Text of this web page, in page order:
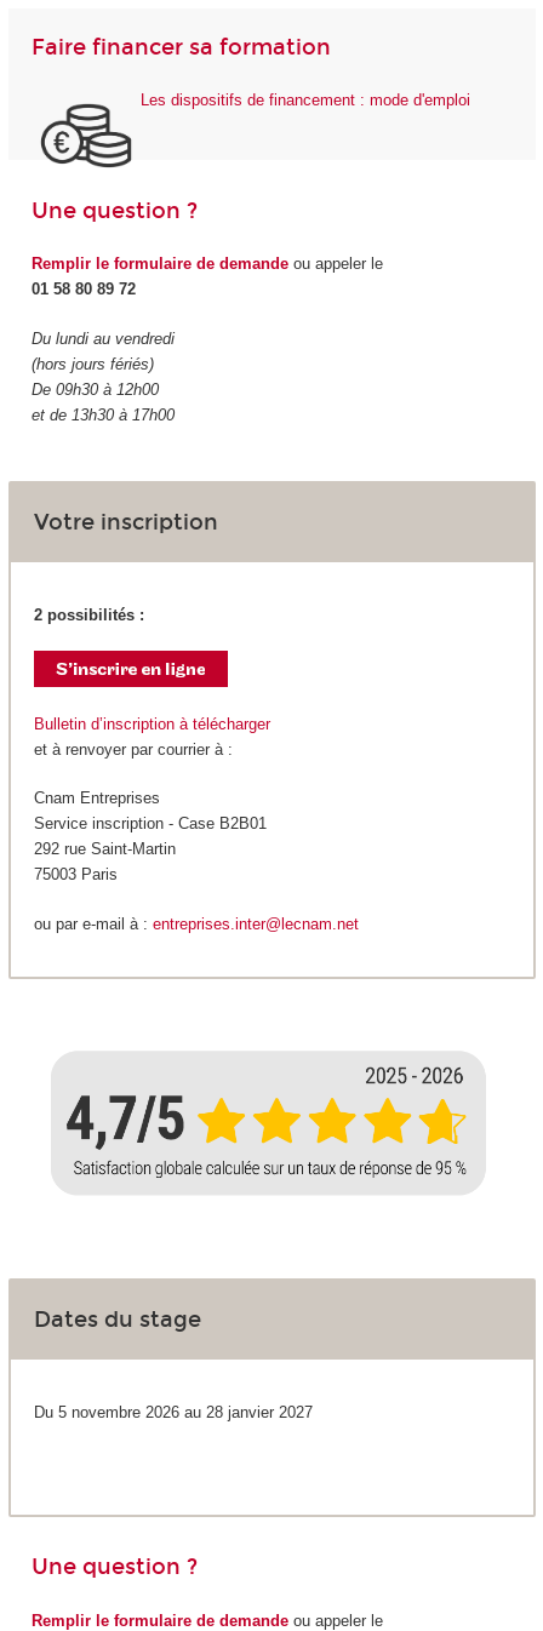
Faire financer sa formation
Les dispositifs de financement : mode d'emploi
Une question ?
Remplir le formulaire de demandeou appeler le
01 58 80 89 72
Du lundi au vendredi
(hors jours fériés)
De 09h30 à 12h00
et de 13h30 à 17h00
Votre inscription
2 possibilités :
Bulletin d’inscription à télécharger
et à renvoyer par courrier à :
Cnam Entreprises
Service inscription - Case B2B01
292 rue Saint-Martin
75003 Paris
ou par e-mail à : entreprises.inter@lecnam.net
Dates du stage
Du 5 novembre 2026 au 28 janvier 2027
Une question ?
Remplir le formulaire de demandeou appeler le